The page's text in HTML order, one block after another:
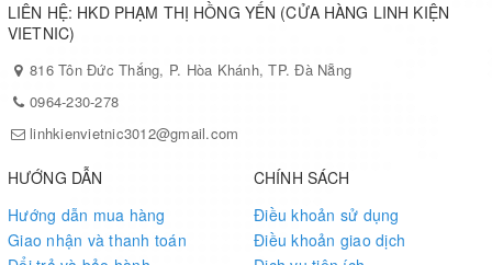
LIÊN HỆ: HKD PHẠM THỊ HỒNG YẾN (CỬA HÀNG LINH KIỆN
VIETNIC)
816 Tôn Đức Thắng, P. Hòa Khánh, TP. Đà Nẵng
0964-230-278
linhkienvietnic3012@gmail.com
HƯỚNG DẪN
Hướng dẫn mua hàng
Giao nhận và thanh toán
CHÍNH SÁCH
Điều khoản sử dụng
Điều khoản giao dịch